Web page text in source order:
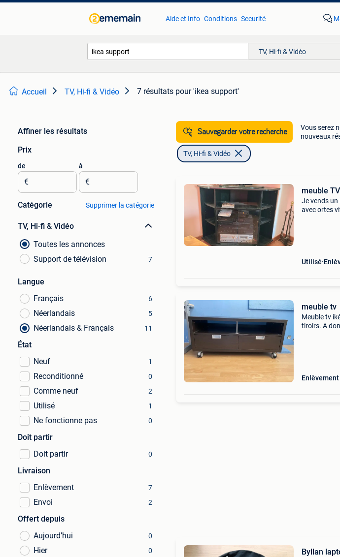
Aide et Info Conditions Securité
TV, Hi-fi & Vidéo
Accueil TV, Hi-fi & Vidéo 7 résultats pour 'ikea support'
Affiner les résultats
Prix
de
€
à
€
Catégorie Supprimer la catégorie
TV, Hi-fi & Vidéo
Toutes les annonces
Support de télévision
7
Langue
Français
6
Néerlandais 5
Néerlandais & Français 11
État
Neuf
1
Reconditionné 0
Comme neuf 2
Utilisé 1
Ne fonctionne pas 0
Doit partir
Doit partir
0
Livraison
Enlèvement
7
Envoi 2
Offert depuis
Aujourd’hui
0
Hier 0
Sauvegarder votre recherche
Vous serez
nouveaux
TV, Hi-fi & Vidéo
meuble TV
Je vends un
avec ortes
Utilisé
meuble tv
Meuble tv
tiroirs. A
Enlèvement
Byllan